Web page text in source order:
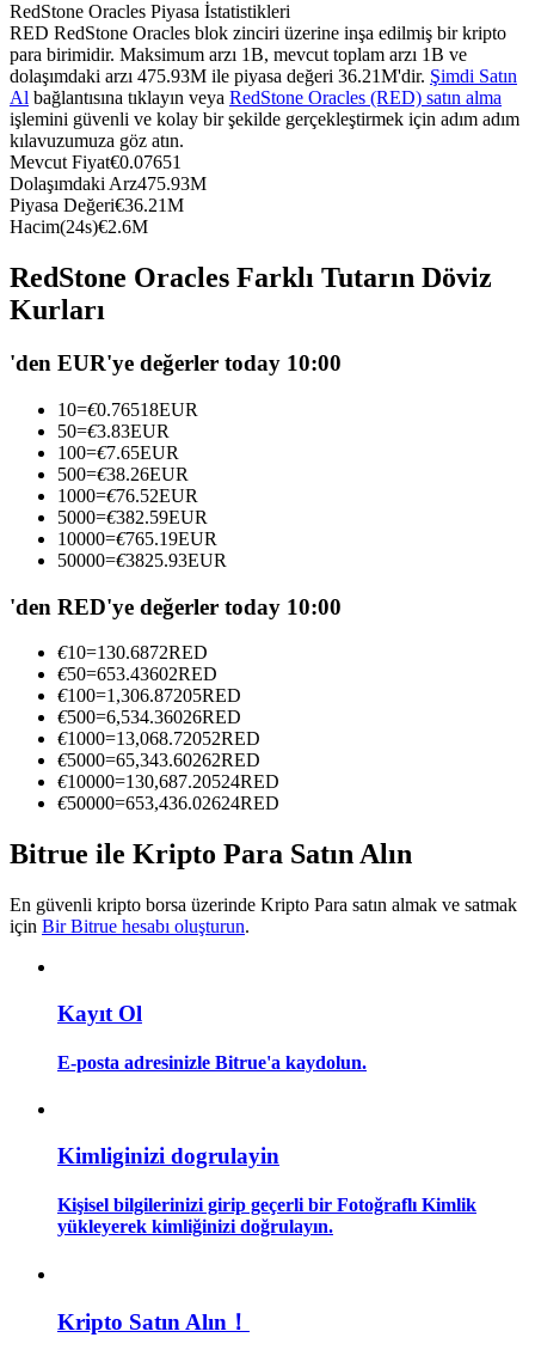
Kopya Ticaret
Kopya Tüccarı Olun
Kâr paylaşımı ve kopya ticaret komisyonlarının tadını çıkarın
Bilgi
Rehber
RedStone Oracles Piyasa İstatistikleri
RED RedStone Oracles blok zinciri üzerine inşa edilmiş bir kripto
para birimidir. Maksimum arzı 1B, mevcut toplam arzı 1B ve
dolaşımdaki arzı 475.93M ile piyasa değeri 36.21M'dir. Şimdi Satın
Al bağlantısına tıklayın veya RedStone Oracles (RED) satın alma
işlemini güvenli ve kolay bir şekilde gerçekleştirmek için adım adım
kılavuzumuza göz atın.
Mevcut Fiyat€0.07651
Dolaşımdaki Arz475.93M
Piyasa Değeri€36.21M
Hacim(24s)€2.6M
RedStone Oracles Farklı Tutarın Döviz
Kurları
'den EUR'ye değerler today 10:00
10=€0.76518EUR
50=€3.83EUR
100=€7.65EUR
500=€38.26EUR
1000=€76.52EUR
5000=€382.59EUR
10000=€765.19EUR
50000=€3825.93EUR
'den RED'ye değerler today 10:00
€10=130.6872RED
€50=653.43602RED
€100=1,306.87205RED
€500=6,534.36026RED
€1000=13,068.72052RED
€5000=65,343.60262RED
€10000=130,687.20524RED
€50000=653,436.02624RED
Bitrue ile Kripto Para Satın Alın
En güvenli kripto borsa üzerinde Kripto Para satın almak ve satmak
için Bir Bitrue hesabı oluşturun.
Kayıt Ol
E-posta adresinizle Bitrue'a kaydolun.
Kimliginizi dogrulayin
Kişisel bilgilerinizi girip geçerli bir Fotoğraflı Kimlik
yükleyerek kimliğinizi doğrulayın.
Kripto Satın Alın！